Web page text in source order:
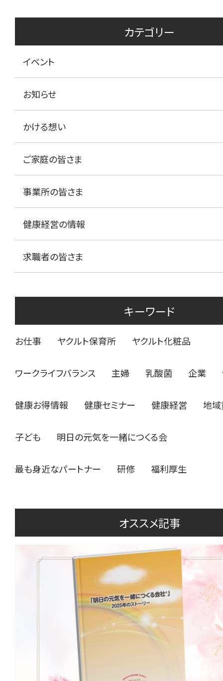
カテゴリー
イベント
お知らせ
かける想い
ご家庭の皆さま
事業所の皆さま
健康経営の情報
求職者の皆さま
キーワード
お仕事 ヤクルト保育所 ヤクルト化粧品
ワークライフバランス 主婦 乳酸菌 企業
健康お得情報 健康セミナー 健康経営 地
子ども 明日の元気を一緒につくる会
最も身近なパートナー 研修 福利厚生
オススメ記事